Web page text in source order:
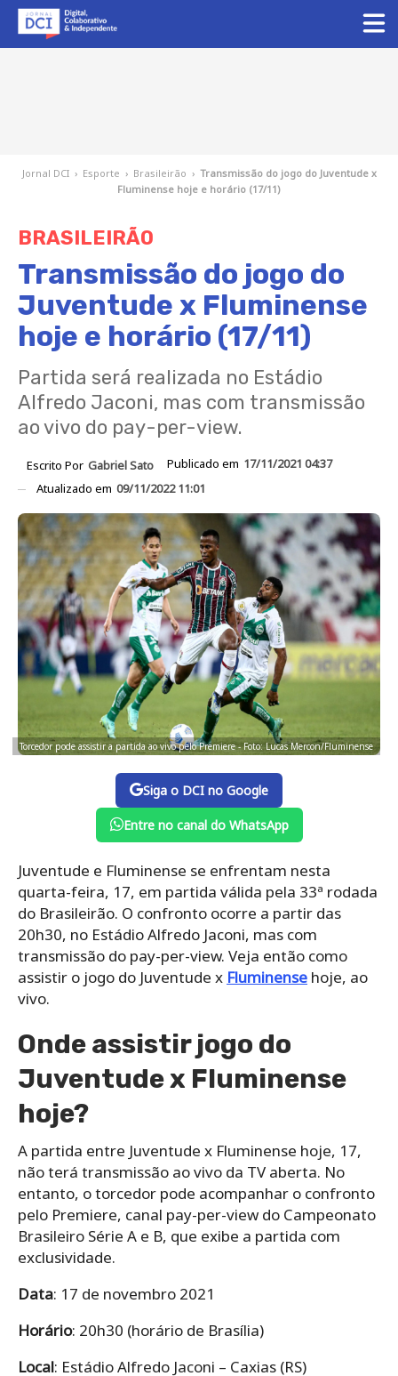
Jornal DCI › Esporte › Brasileirão › Transmissão do jogo do Juventude x
Fluminense hoje e horário (17/11)
BRASILEIRÃO
Transmissão do jogo do
Juventude x Fluminense
hoje e horário (17/11)
Partida será realizada no Estádio
Alfredo Jaconi, mas com transmissão
ao vivo do pay-per-view.
Escrito Por Gabriel Sato Publicado em 17/11/2021 04:37
Atualizado em 09/11/2022 11:01
Torcedor pode assistir a partida ao vivo pelo Premiere - Foto: Lucas Mercon/Fluminense
Siga o DCI no Google
Entre no canal do WhatsApp
Juventude e Fluminense se enfrentam nesta
quarta-feira, 17, em partida válida pela 33ª rodada
do Brasileirão. O confronto ocorre a partir das
20h30, no Estádio Alfredo Jaconi, mas com
transmissão do pay-per-view. Veja então como
assistir o jogo do Juventude x Fluminense hoje, ao
vivo.
Onde assistir jogo do
Juventude x Fluminense
hoje?
A partida entre Juventude x Fluminense hoje, 17,
não terá transmissão ao vivo da TV aberta. No
entanto, o torcedor pode acompanhar o confronto
pelo Premiere, canal pay-per-view do Campeonato
Brasileiro Série A e B, que exibe a partida com
exclusividade.
Data: 17 de novembro 2021
Horário: 20h30 (horário de Brasília)
Local: Estádio Alfredo Jaconi – Caxias (RS)